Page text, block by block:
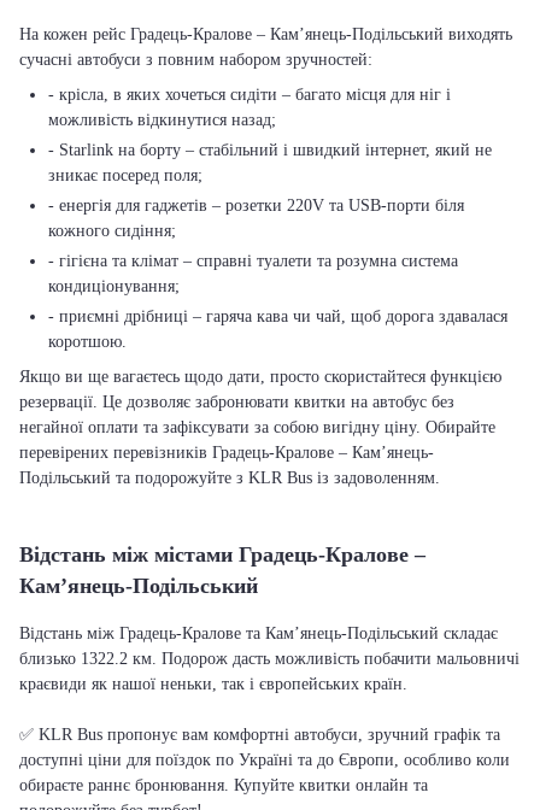
На кожен рейс Градець-Кралове – Кам’янець-Подільський виходять
сучасні автобуси з повним набором зручностей:
- крісла, в яких хочеться сидіти – багато місця для ніг і
можливість відкинутися назад;
- Starlink на борту – стабільний і швидкий інтернет, який не
зникає посеред поля;
- енергія для гаджетів – розетки 220V та USB-порти біля
кожного сидіння;
- гігієна та клімат – справні туалети та розумна система
кондиціонування;
- приємні дрібниці – гаряча кава чи чай, щоб дорога здавалася
коротшою.
Якщо ви ще вагаєтесь щодо дати, просто скористайтеся функцією
резервації. Це дозволяє забронювати квитки на автобус без
негайної оплати та зафіксувати за собою вигідну ціну. Обирайте
перевірених перевізників Градець-Кралове – Кам’янець-
Подільський та подорожуйте з KLR Bus із задоволенням.
Відстань між містами Градець-Кралове –
Кам’янець-Подільський
Відстань між Градець-Кралове та Кам’янець-Подільський складає
близько 1322.2 км. Подорож дасть можливість побачити мальовничі
краєвиди як нашої неньки, так і європейських країн.
✅ KLR Bus пропонує вам комфортні автобуси, зручний графік та
доступні ціни для поїздок по Україні та до Європи, особливо коли
обираєте раннє бронювання. Купуйте квитки онлайн та